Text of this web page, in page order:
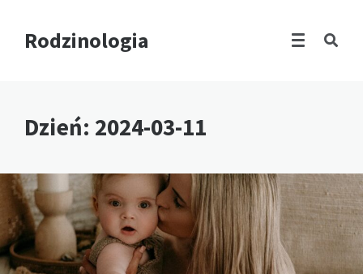
Rodzinologia
Dzień: 2024-03-11